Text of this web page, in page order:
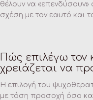
θέλουν να
σχέση με τον εαυτό και
Πώς επιλέγω τον
χρειάζεται να
Η επιλογή του
με τόση προσοχή όσο